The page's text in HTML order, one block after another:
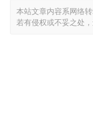
本站文章内容系网络
若有侵权或不妥之处